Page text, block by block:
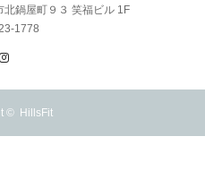
鍋屋町９３ 笑福ビル 1F
1778
© HillsFit